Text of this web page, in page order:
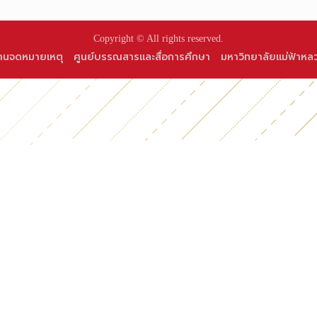
Copyright © All rights reserved.
นจดหมายเหตุ ศูนย์บรรณสารและสื่อการศึกษา มหาวิทยาลัยแม่ฟ้าหล